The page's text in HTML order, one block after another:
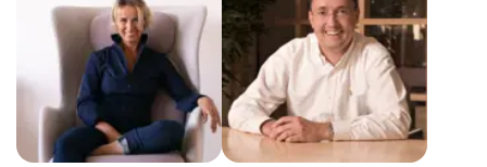
Digitalisierung, Gesundheit
und Psychologie